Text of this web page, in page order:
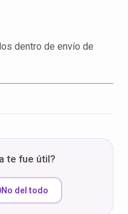
dentro de envío de
te fue útil?
No del todo